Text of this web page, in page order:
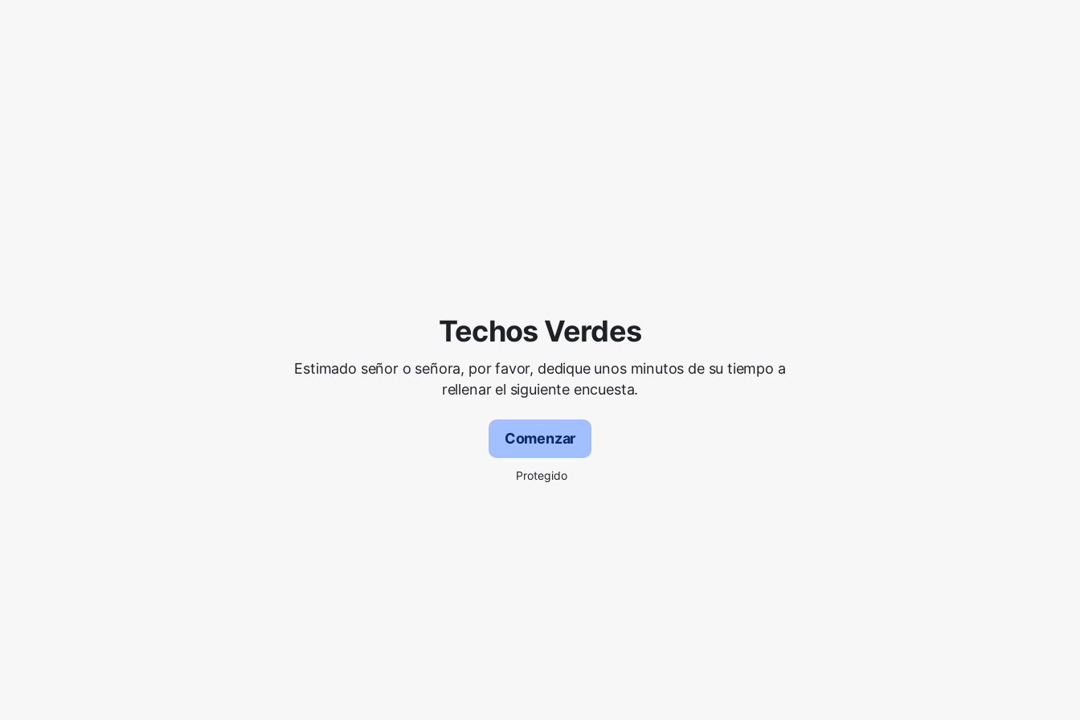
Techos Verdes
Estimado señor o señora, por favor, dedique unos minutos de su tiempo a
rellenar el siguiente encuesta.
Comenzar
Protegido